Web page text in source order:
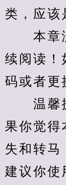
类，应该
本章没
续阅读！
码或者更
温馨提
果你觉得
失和转马
建议你